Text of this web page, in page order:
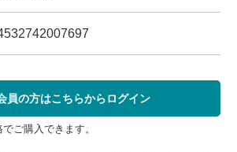
員の方はこちらからログイン
ご購入できます。